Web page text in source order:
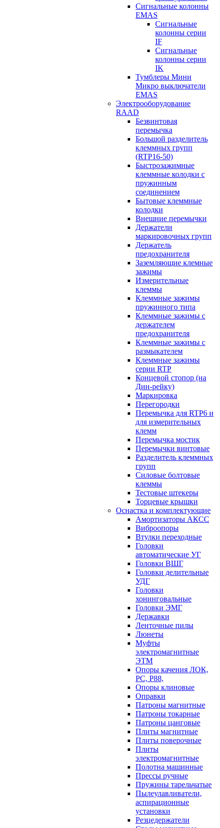
Сигнальные колонны
EMAS
Сигнальные
колонны серии
IF
Сигнальные
колонны серии
IK
Тумблеры Мини
Микро выключатели
EMAS
Электрооборудование
RAAD
Безвинтовая
перемычка
Большой разделитель
клеммных групп
(RTP16-50)
Быстрозажимные
клеммные колодки с
пружинным
соединением
Бытовые клеммные
колодки
Внешние перемычки
Держатели
маркировочных групп
Держатель
предохранителя
Заземляющие клемные
зажимы
Измерительные
клеммы
Клеммные зажимы
пружинного типа
Клеммные зажимы с
держателем
предохранителя
Клеммные зажимы с
размыкателем
Клеммные зажимы
серии RTP
Концевой стопор (на
Дин-рейку)
Маркировка
Перегородки
Перемычка для RTP6 и
для измерительных
клемм
Перемычка мостик
Перемычки винтовые
Разделитель клеммных
групп
Силовые болтовые
клеммы
Тестовые штекеры
Торцевые крышки
Оснастка и комплектующие
Амортизаторы АКСС
Виброопоры
Втулки переходные
Головки
автоматические УГ
Головки ВШГ
Головки делительные
УДГ
Головки
хонинговальные
Головки ЭМГ
Державки
Ленточные пилы
Люнеты
Муфты
электромагнитные
ЭТМ
Опоры качения ЛОК,
РС, Р88,
Опоры клиновые
Оправки
Патроны магнитные
Патроны токарные
Патроны цанговые
Плиты магнитные
Плиты поверочные
Плиты
электромагнитные
Полотна машинные
Прессы ручные
Пружины тарельчатые
Пылеулавливатели,
аспирационные
установки
Резцедержатели